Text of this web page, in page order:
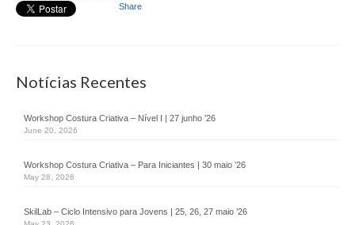
Empreendedorismo
Go Empreende
Garage Incubator
Emprego
+Emprego
Share
Notícias Recentes
Workshop Costura Criativa – Nível I | 27 junho ’26
June 20, 2026
Workshop Costura Criativa – Para Iniciantes | 30 maio ’26
May 28, 2026
SkilLab – Ciclo Intensivo para Jovens | 25, 26, 27 maio ’26